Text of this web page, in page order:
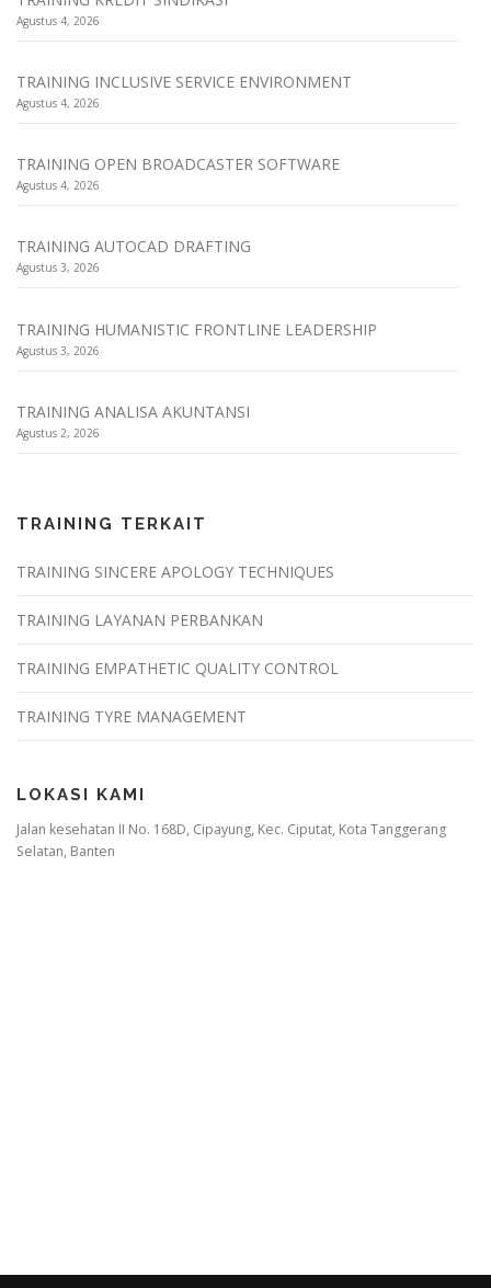
Agustus 4, 2026
TRAINING INCLUSIVE SERVICE ENVIRONMENT
Agustus 4, 2026
TRAINING OPEN BROADCASTER SOFTWARE
Agustus 4, 2026
TRAINING AUTOCAD DRAFTING
Agustus 3, 2026
TRAINING HUMANISTIC FRONTLINE LEADERSHIP
Agustus 3, 2026
TRAINING ANALISA AKUNTANSI
Agustus 2, 2026
TRAINING TERKAIT
TRAINING SINCERE APOLOGY TECHNIQUES
TRAINING LAYANAN PERBANKAN
TRAINING EMPATHETIC QUALITY CONTROL
TRAINING TYRE MANAGEMENT
LOKASI KAMI
Jalan kesehatan II No. 168D, Cipayung, Kec. Ciputat, Kota Tanggerang
Selatan, Banten